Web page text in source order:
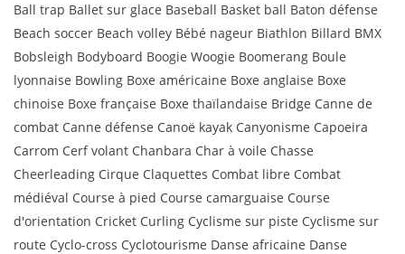
Ball trap Ballet sur glace Baseball Basket ball Baton défense
Beach soccer Beach volley Bébé nageur Biathlon Billard BMX
Bobsleigh Bodyboard Boogie Woogie Boomerang Boule
lyonnaise Bowling Boxe américaine Boxe anglaise Boxe
chinoise Boxe française Boxe thaïlandaise Bridge Canne de
combat Canne défense Canoë kayak Canyonisme Capoeira
Carrom Cerf volant Chanbara Char à voile Chasse
Cheerleading Cirque Claquettes Combat libre Combat
médiéval Course à pied Course camarguaise Course
d'orientation Cricket Curling Cyclisme sur piste Cyclisme sur
route Cyclo-cross Cyclotourisme Danse africaine Danse